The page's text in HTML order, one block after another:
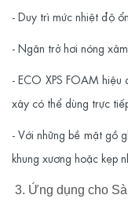
- Duy trì mức nhiệt độ
- Ngăn trở hơi nóng
- ECO XPS FOAM hiệu
xây có thể dùng trực
- Với những bề mặt gồ
khung xương hoặc kẹp
3. Ứng dụng cho